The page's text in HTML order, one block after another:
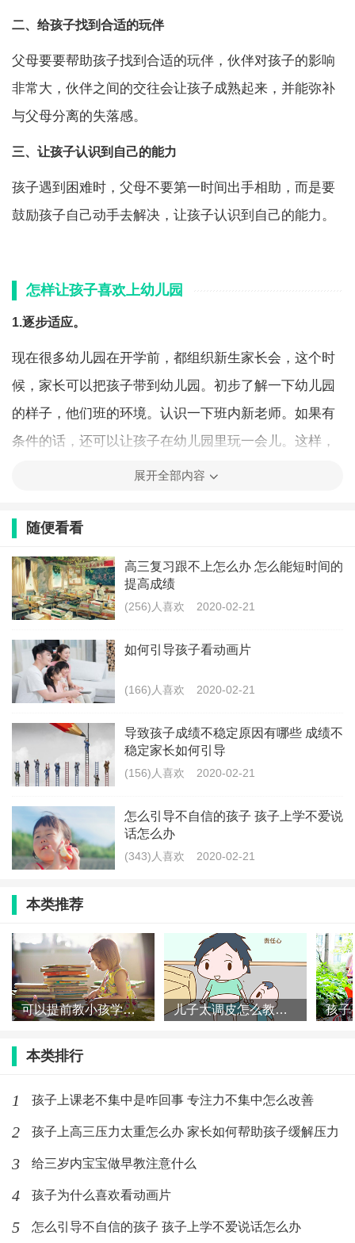
二、给孩子找到合适的玩伴
父母要要帮助孩子找到合适的玩伴，伙伴对孩子的影响
非常大，伙伴之间的交往会让孩子成熟起来，并能弥补
与父母分离的失落感。
三、让孩子认识到自己的能力
孩子遇到困难时，父母不要第一时间出手相助，而是要
鼓励孩子自己动手去解决，让孩子认识到自己的能力。
怎样让孩子喜欢上幼儿园
1.逐步适应。
现在很多幼儿园在开学前，都组织新生家长会，这个时
候，家长可以把孩子带到幼儿园。初步了解一下幼儿园
的样子，他们班的环境。认识一下班内新老师。如果有
条件的话，还可以让孩子在幼儿园里玩一会儿。这样，
由陌生到熟悉，孩子会比较容易接受。
渡，比如说第一周上半天 第二周上一整天，这样让孩子
的心里上也会有一定的过度。
2.夸夸新老师。
多的提问孩子，怎么样？特别是不要问孩子，老师对你
怎么样？对谁好，对谁不好，有没有骂孩子？增加孩子
如说，听说你们班的某某老师讲故事特别好，你们班的
某某老师唱歌特别好听，特别喜欢跳舞。还有一定要
信任感，有依赖感，从而爱上幼儿园。
3.夸夸小朋友
比如如家长可以在家里问一问，你最喜欢哪个小朋友
等。
4.带玩具
强硬的把孩子送过去，可能会使得其反，这样的话，我
孩子刚上幼儿园哭闹怎么办
1、入园前带孩子参观一下幼儿园，让孩子大致熟悉一下
环境，产生愿意来幼儿园的心愿。
展开全部内容
随便看看
高三复习跟不上怎么办 怎么能短时间的
提高成绩
(256)人喜欢 2020-02-21
如何引导孩子看动画片
(166)人喜欢 2020-02-21
导致孩子成绩不稳定原因有哪些 成绩不
稳定家长如何引导
(156)人喜欢 2020-02-21
怎么引导不自信的孩子 孩子上学不爱说
话怎么办
(343)人喜欢 2020-02-21
本类推荐
可以提前教小孩学认字吗 小孩阅读能力什么时候培养 儿子太调皮怎么教育 怎么培养男孩的性格
本类排行
1 孩子上课老不集中是咋回事 专注力不集中怎么改善
2 孩子上高三压力太重怎么办 家长如何帮助孩子缓解压力
3 给三岁内宝宝做早教注意什么
4 孩子为什么喜欢看动画片
5 怎么引导不自信的孩子 孩子上学不爱说话怎么办